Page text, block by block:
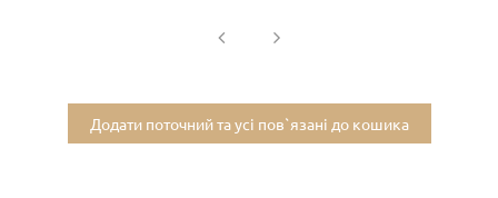
Додати поточний та усі пов`язані до кошика